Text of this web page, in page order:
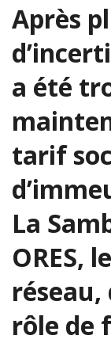
Après
a été
tarif
La
ORES,
réseau,
rôle de